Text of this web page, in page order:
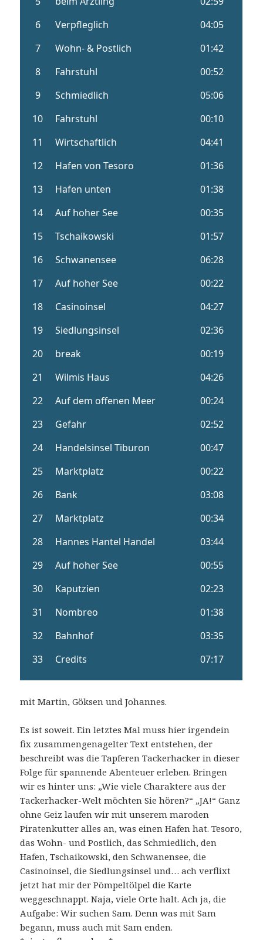
mit Martin, Göksen und Johannes.
Es ist soweit. Ein letztes Mal muss hier irgendein
fix zusammengenagelter Text entstehen, der
beschreibt was die Tapferen Tackerhacker in dieser
Folge für spannende Abenteuer erleben. Bringen
wir es hinter uns: „Wie viele Charaktere aus der
Tackerhacker-Welt möchten Sie hören?“ „JA!“ Ganz
ohne Geiz laufen wir mit unserem maroden
Piratenkutter alles an, was einen Hafen hat. Tesoro,
das Wohn- und Postlich, das Schmiedlich, den
Hafen, Tschaikowski, den Schwanensee, die
Casinoinsel, die Siedlungsinsel und… ach verflixt
jetzt hat mir der Pömpeltölpel die Karte
weggeschnappt. Naja, viele Orte halt. Ach ja, die
Aufgabe: Wir suchen Sam. Denn was mit Sam
begann, muss auch mit Sam enden.